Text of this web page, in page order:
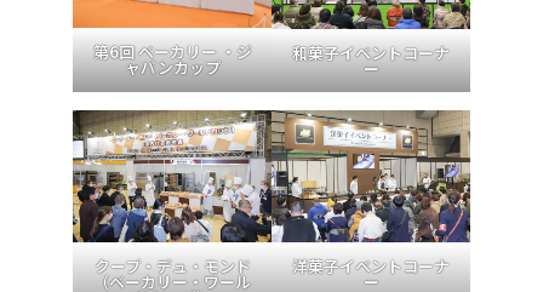
第6回 ベーカリー ・ジ
ャパンカップ
和菓子イベントコーナ
ー
クープ・デュ・モンド
（ベーカリー・ワール
洋菓子イベントコーナ
ー